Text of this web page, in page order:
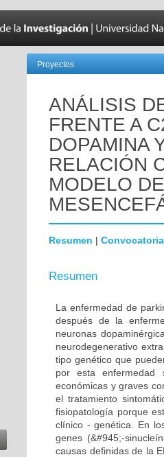
Proyectos
ANÁLISIS
FRENTE A
DOPAMINA
RELACIÓN
MODELO
Resumen | Convocatoria
Resumen
La enfermedad de
después de la
neuronas
neurodegenerativo
tipo genético que
por esta enfermedad
económicas y graves
el tratamiento
fisiopatología porque
clínico - genética. En
genes (&#945;-
causas definidas de la